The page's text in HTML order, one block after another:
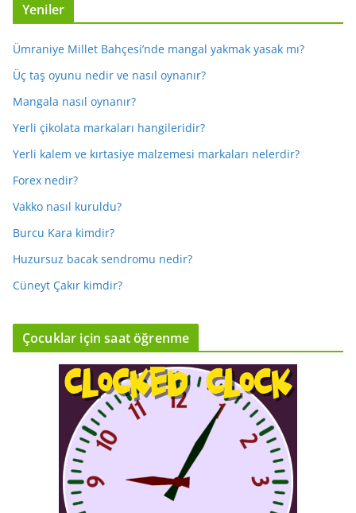
Yeniler
Ümraniye Millet Bahçesi’nde mangal yakmak yasak mı?
Üç taş oyunu nedir ve nasıl oynanır?
Mangala nasıl oynanır?
Yerli çikolata markaları hangileridir?
Yerli kalem ve kırtasiye malzemesi markaları nelerdir?
Forex nedir?
Vakko nasıl kuruldu?
Burcu Kara kimdir?
Huzursuz bacak sendromu nedir?
Cüneyt Çakır kimdir?
Çocuklar için saat öğrenme